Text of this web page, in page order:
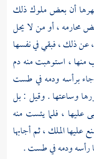
أن بعض ملوك ذلك
محارمه ، أو من لا يحل
عن ذلك ، فبقي في نفسها
منها ، استوهبت منه دم
برأسه ودمه في طست
وساعتها . وقيل : بل
عليها ، فلما يئست منه
عليها الملك ، ثم أجابها
رأسه ودمه في طست .